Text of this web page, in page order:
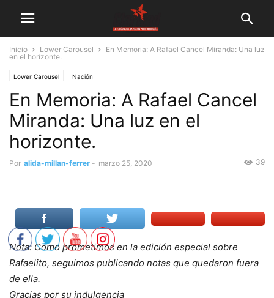
Inicio Lower Carousel
En Memoria: A Rafael Cancel Miranda: Una luz
en el horizonte.
Lower Carousel Nación
En Memoria: A Rafael Cancel
Miranda: Una luz en el
horizonte.
Por alida-millan-ferrer - marzo 25, 2020 39
Nota: Como prometimos en la edición especial sobre
Rafaelito, seguimos publicando notas que quedaron fuera
de ella.
Gracias por su indulgencia